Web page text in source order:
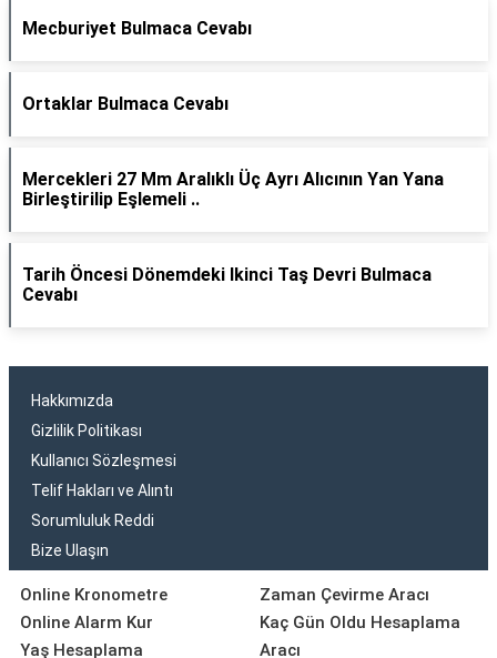
Mecburiyet Bulmaca Cevabı
Ortaklar Bulmaca Cevabı
Mercekleri 27 Mm Aralıklı Üç Ayrı Alıcının Yan Yana
Birleştirilip Eşlemeli ..
Tarih Öncesi Dönemdeki Ikinci Taş Devri Bulmaca
Cevabı
Hakkımızda
Gizlilik Politikası
Kullanıcı Sözleşmesi
Telif Hakları ve Alıntı
Sorumluluk Reddi
Bize Ulaşın
Online Kronometre
Online Alarm Kur
Yaş Hesaplama
Zaman Çevirme Aracı
Kaç Gün Oldu Hesaplama
Aracı